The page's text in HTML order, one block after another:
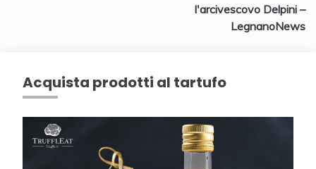
l'arcivescovo Delpini –
LegnanoNews
Acquista prodotti al tartufo